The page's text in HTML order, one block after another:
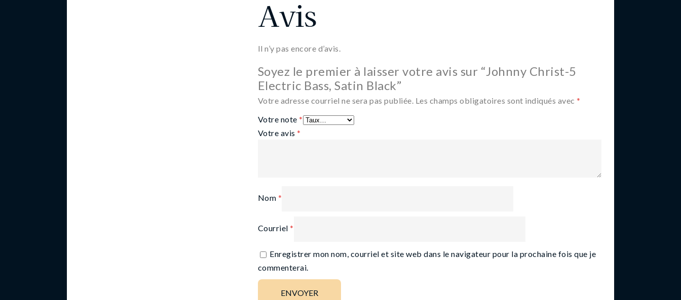
Avis
Il n’y pas encore d’avis.
Soyez le premier à laisser votre avis sur “Johnny Christ-5
Electric Bass, Satin Black”
Votre adresse courriel ne sera pas publiée. Les champs obligatoires sont indiqués avec*
Votre note*
Votre avis*
Nom *
Courriel*
Enregistrer mon nom, courriel et site web dans le navigateur pour la prochaine fois que je
commenterai.